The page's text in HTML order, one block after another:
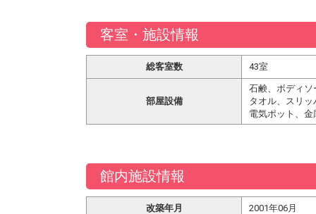
客室・施設情報
総客室数 43室
部屋設備
石鹸、ボディ
タオル、スリ
電気ポット、
館内施設情報
改築年月 2001年06月